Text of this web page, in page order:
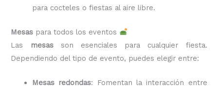
para cocteles o fiestas al aire libre.
Mesas para todos los eventos
Las
mesasson esenciales para cualquier fiesta.
Dependiendo del tipo de evento, puedes elegir entre:
Mesas redondas: Fomentan la interacción entre